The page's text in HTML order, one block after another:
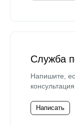
Служба
Напишите,
Написать